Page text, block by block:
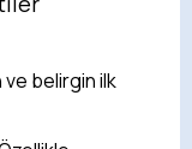
ve belirgin ilk